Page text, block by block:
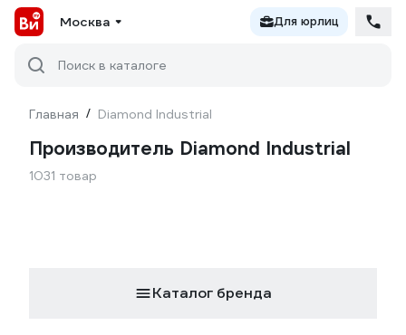
Москва Для юрлиц
Поиск в каталоге
Главная / Diamond Industrial
Производитель Diamond Industrial
1031 товар
Каталог бренда